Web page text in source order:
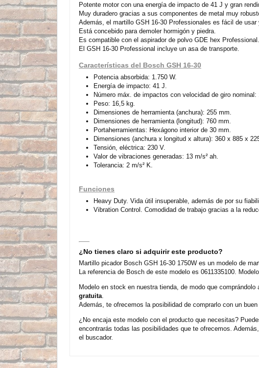
Potente motor con una energía de impacto de 41 J y gran
Muy duradero gracias a sus componentes de metal muy
Además, el martillo GSH 16-30 Professionales es fácil de
Está concebido para demoler hormigón y piedra.
Es compatible con el aspirador de polvo GDE hex Professional.
El GSH 16-30 Professional incluye un asa de transporte.
Características del Bosch GSH 16-30
Potencia absorbida: 1.750 W.
Energía de impacto: 41 J.
Número máx. de impactos con velocidad de giro nominal:
Peso: 16,5 kg.
Dimensiones de herramienta (anchura): 255 mm.
Dimensiones de herramienta (longitud): 760 mm.
Portaherramientas: Hexágono interior de 30 mm.
Dimensiones (anchura x longitud x altura): 360 x 885 x
Tensión, eléctrica: 230 V.
Valor de vibraciones generadas: 13 m/s² ah.
Tolerancia: 2 m/s² K.
Funciones
Heavy Duty. Vida útil insuperable, además de por su
Vibration Control. Comodidad de trabajo gracias a la
¿No tienes claro si adquirir este producto?
Martillo picador Bosch GSH 16-30 1750W es un modelo de
La referencia de Bosch de este modelo es 0611335100.
Modelo en stock en nuestra tienda, de modo que
gratuita
Además, te ofrecemos la posibilidad de comprarlo con un
¿No encaja este modelo con el producto que necesitas?
encontrarás todas las posibilidades que te ofrecemos.
el buscador.